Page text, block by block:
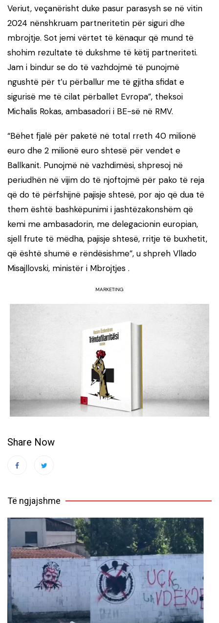
Veriut, veçanërisht duke pasur parasysh se në vitin
2024 nënshkruam partneritetin për siguri dhe
mbrojtje. Sot jemi vërtet të kënaqur që mund të
shohim rezultate të dukshme të këtij partneriteti.
Jam i bindur se do të vazhdojmë të punojmë
ngushtë për t’u përballur me të gjitha sfidat e
sigurisë me të cilat përballet Evropa”, theksoi
Michalis Rokas, ambasadori i BE-së në RMV.
“Bëhet fjalë për paketë në total rreth 40 milionë
euro dhe 2 milionë euro shtesë për vendet e
Ballkanit. Punojmë në vazhdimësi, shpresoj në
periudhën në vijim do të njoftojmë për pako të reja
që do të përfshijnë pajisje shtesë, por ajo që dua të
them është bashkëpunimi i jashtëzakonshëm që
kemi me ambasadorin, me delegacionin europian,
sjell frute të mëdha, pajisje shtesë, rritje të buxhetit,
që është shumë e rëndësishme”, u shpreh Vllado
Misajllovski, ministër i Mbrojtjes .
MARKETING
Share Now
Të ngjajshme